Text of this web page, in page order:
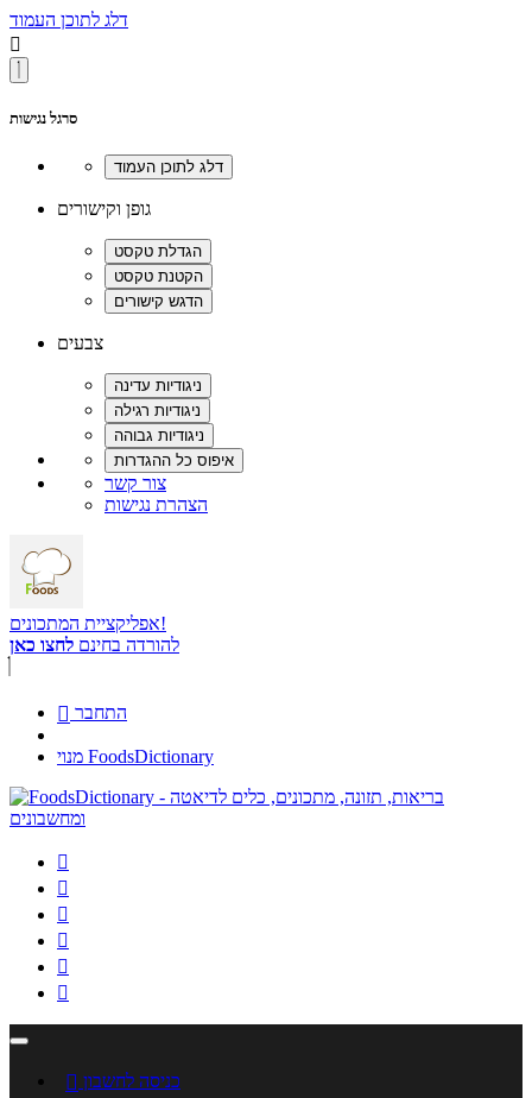
דלג לתוכן העמוד

סרגל נגישות
גופן וקישורים
צבעים
צור קשר
הצהרת נגישות
אפליקציית המתכונים!
להורדה בחינם לחצו כאן
 התחבר
מנוי FoodsDictionary






 כניסה לחשבון